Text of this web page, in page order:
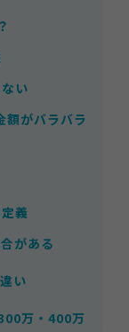
い
がバラバラ
義
がある
い
万・400万